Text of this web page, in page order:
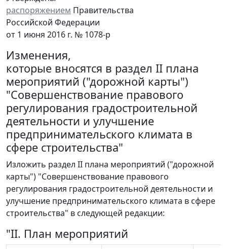
распоряжением Правительства
Российской Федерации
от 1 июня 2016 г. № 1078-р
Изменения,
которые вносятся в раздел II плана
мероприятий ("дорожной карты")
"Совершенствование правового
регулирования градостроительной
деятельности и улучшение
предпринимательского климата в
сфере строительства"
Изложить раздел II плана мероприятий ("дорожной
карты") "Совершенствование правового
регулирования градостроительной деятельности и
улучшение предпринимательского климата в сфере
строительства" в следующей редакции:
"II. План мероприятий